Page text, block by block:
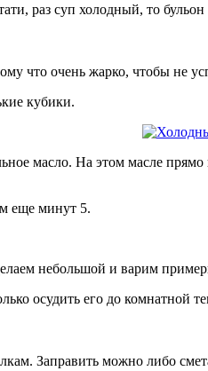
раз суп холодный, то
что очень жарко, чтобы не
кубики.
масло. На этом масле
еще минут 5.
небольшой и варим
осудить его до
Заправить можно либо